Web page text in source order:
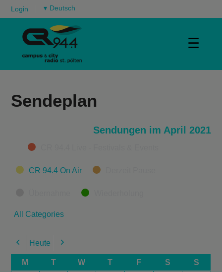
Login ▾
☰
Sendeplan
Sendungen im April 2021
Categories
CR 94.4 On Air
All Categories
Previous
Heute Next
M T W T F S S